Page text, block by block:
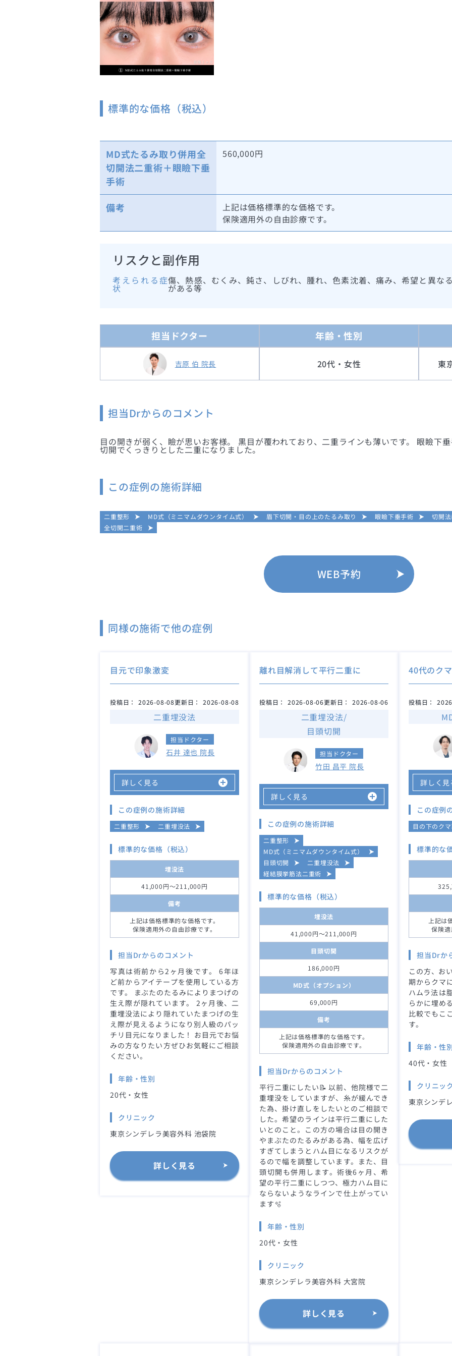
標準的な価格（税込）
MD式たるみ取り併用全
切開法二重術＋眼瞼下垂
手術
560,000円
備考
上記は価格標準的な価格です。
保険適用外の自由診療です。
リスクと副作用
考えられる症
状
傷、熱感、むくみ、鈍さ、しびれ、腫れ、色素沈着、痛み、希望と異な
がある等
担当ドクター
吉原 伯 院長
年齢・性別
20代・女性 東
担当Drからのコメント
目の開きが弱く、瞼が思いお客様。 黒目が覆われており、二重ラインも薄いです。 眼瞼下
切開でくっきりとした二重になりました。
この症例の施術詳細
二重整形 MD式（ミニマムダウンタイム式） 眉下切開・目の上のたるみ取り 眼瞼下垂手術
切開
全切開二重術
WEB予約
同様の施術で他の症例
目元で印象激変
投稿日： 2026-08-08更新日： 2026-08-08
二重埋没法
担当ドクター
石井 達也 院長
詳しく見る
この症例の施術詳細
二重整形 二重埋没法
標準的な価格（税込）
埋没法
41,000円～211,000円
備考
上記は価格標準的な価格です。
保険適用外の自由診療です。
担当Drからのコメント
写真は術前から2ヶ月後です。 6年ほ
ど前からアイテープを使用している方
です。 まぶたのたるみによりまつげの
生え際が隠れています。 2ヶ月後、二
重埋没法により隠れていたまつげの生
え際が見えるようになり別人級のパッ
チリ目元になりました！ お目元でお悩
みの方なりたい方ぜひお気軽にご相談
ください。
年齢・性別
20代・女性
クリニック
東京シンデレラ美容外科 池袋院
詳しく見る
離れ目解消して平行二重に
投稿日： 2026-08-06更新日： 2026-08-06
二重埋没法/
目頭切開
担当ドクター
竹田 昌平 院長
詳しく見る
この症例の施術詳細
二重整形
MD式（ミニマムダウンタイム式）
目頭切開
二重埋没法
経結膜挙筋法二重術
標準的な価格（税込）
埋没法
41,000円～211,000円
目頭切開
186,000円
MD式（オプション）
69,000円
備考
上記は価格標準的な価格です。
保険適用外の自由診療です。
担当Drからのコメント
平行二重にしたい📝 以前、他院様で二
重埋没をしていますが、糸が緩んでき
た為、掛け直しをしたいとのご相談で
した。希望のラインは平行二重にした
いとのこと。この方の場合は目の開き
やまぶたのたるみがある為、幅を広げ
すぎてしまうとハム目になるリスクが
るので幅を調整しています。また、目
頭切開も併用します。術後6ヶ月、希
望の平行二重にしつつ、極力ハム目に
ならないようなラインで仕上がってい
ます🫧
年齢・性別
20代・女性
クリニック
東京シンデレラ美容外科 大宮院
詳しく見る
40代のク
投稿日：
詳しく見
この症例
目の下のク
標準的な
上記は
保険適
担当Drか
この方、お
期からクマ
ハムラ法は
らかに埋め
比較でもこ
す。
年齢・性
40代・女性
クリニッ
東京シンデ